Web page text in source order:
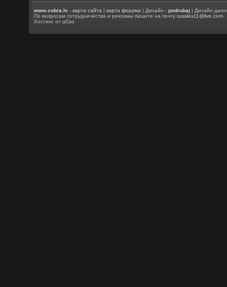
www.cobra.lv -карта сайта |карта форума | Дизайн -podrubaj | Дизайн
По вопросам сотрудничества и рекламы пишите на почтуrusalex11@live.com
Хостинг отuCoz